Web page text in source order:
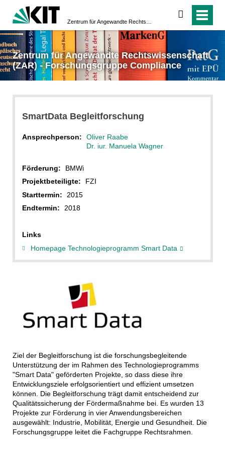
suchen
Zentrum für Angewandte Rechtswissenschaft
(ZAR) - Forschungsgruppe Compliance
SmartData Begleitforschung
Ansprechperson:
Oliver Raabe
Dr. iur. Manuela Wagner
Förderung:
BMWi
Projektbeteiligte:
FZI
Starttermin:
2015
Endtermin:
2018
Links
Homepage Technologieprogramm Smart Data
Ziel der Begleitforschung ist die forschungsbegleitende
Unterstützung der im Rahmen des Technologieprogramms
"Smart Data" geförderten Projekte, so dass diese ihre
Entwicklungsziele erfolgsorientiert und effizient umsetzen
können. Die Begleitforschung trägt damit entscheidend zur
Qualitätssicherung der Fördermaßnahme bei. Es wurden 13
Projekte zur Förderung in vier Anwendungsbereichen
ausgewählt: Industrie, Mobilität, Energie und Gesundheit. Die
Forschungsgruppe leitet die Fachgruppe Rechtsrahmen.